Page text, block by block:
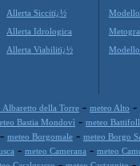
Allerta Siccitï¿½
Allerta Idrologica
Allerta Viabilitï¿½
Modello
Albaretto della Torre - meteo Alto -
Bastia Mondovì - meteo
- meteo Borgomale - meteo Borgo
- meteo Camerana - meteo